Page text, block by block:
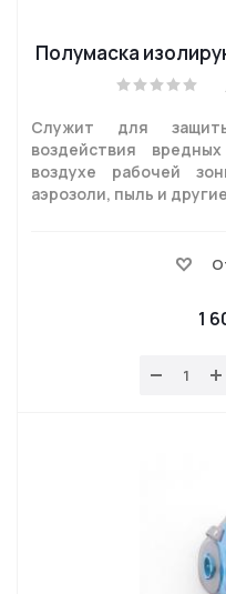
Полумаска
Служит для
воздействия
воздухе рабочей
аэрозоли, пыль и
1